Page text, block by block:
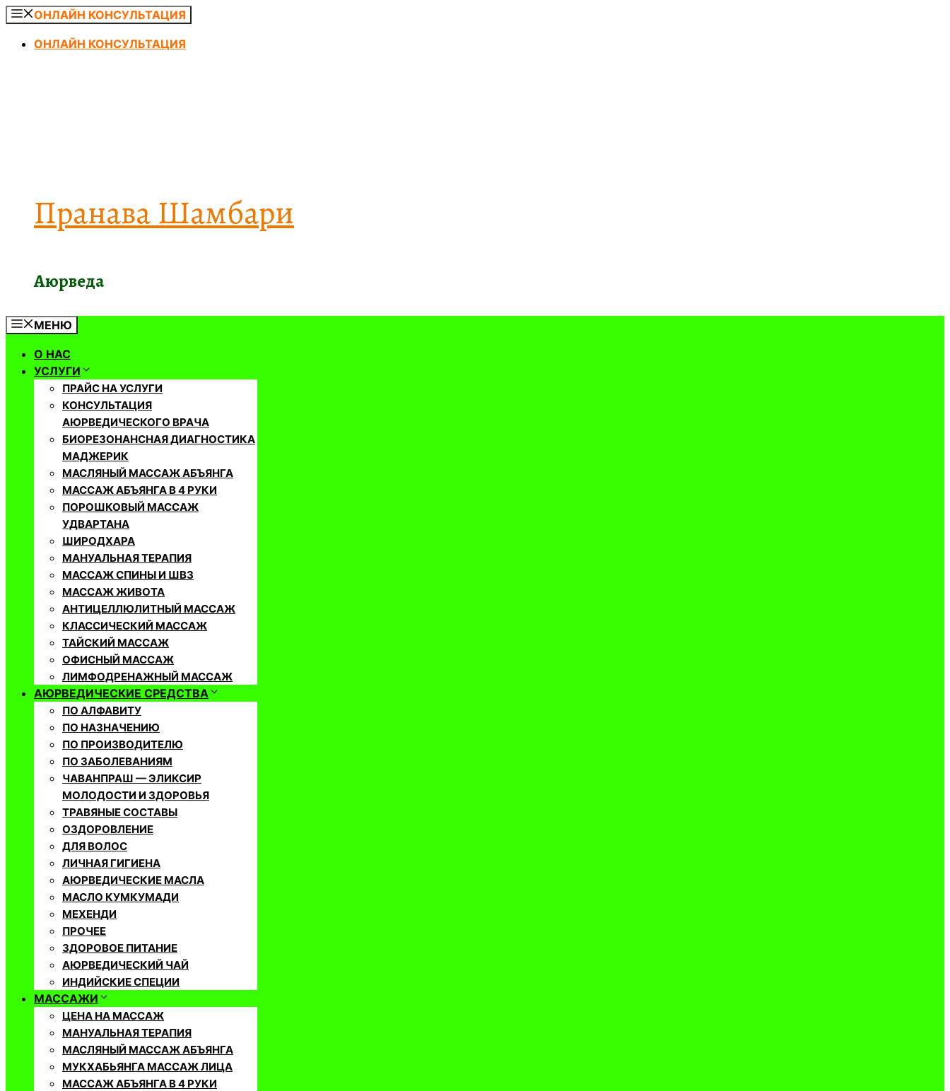
Перейти
содержимому
ОНЛАЙН КОНСУЛЬТАЦИЯ
ОНЛАЙН КОНСУЛЬТАЦИЯ
Пранава Шамбари
Аюрведа
МЕНЮ
О НАС
УСЛУГИ
ПРАЙС НА УСЛУГИ
КОНСУЛЬТАЦИЯ
АЮРВЕДИЧЕСКОГО ВРАЧА
БИОРЕЗОНАНСНАЯ ДИАГНОСТИКА
МАДЖЕРИК
МАСЛЯНЫЙ МАССАЖ АБЪЯНГА
МАССАЖ АБЪЯНГА В 4 РУКИ
ПОРОШКОВЫЙ МАССАЖ
УДВАРТАНА
ШИРОДХАРА
МАНУАЛЬНАЯ ТЕРАПИЯ
МАССАЖ СПИНЫ И ШВЗ
МАССАЖ ЖИВОТА
АНТИЦЕЛЛЮЛИТНЫЙ МАССАЖ
КЛАССИЧЕСКИЙ МАССАЖ
ТАЙСКИЙ МАССАЖ
ОФИСНЫЙ МАССАЖ
ЛИМФОДРЕНАЖНЫЙ МАССАЖ
АЮРВЕДИЧЕСКИЕ СРЕДСТВА
ПО АЛФАВИТУ
ПО НАЗНАЧЕНИЮ
ПО ПРОИЗВОДИТЕЛЮ
ПО ЗАБОЛЕВАНИЯМ
ЧАВАНПРАШ — ЭЛИКСИР
МОЛОДОСТИ И ЗДОРОВЬЯ
ТРАВЯНЫЕ СОСТАВЫ
ОЗДОРОВЛЕНИЕ
ДЛЯ ВОЛОС
ЛИЧНАЯ ГИГИЕНА
АЮРВЕДИЧЕСКИЕ МАСЛА
МАСЛО КУМКУМАДИ
МЕХЕНДИ
ПРОЧЕЕ
ЗДОРОВОЕ ПИТАНИЕ
АЮРВЕДИЧЕСКИЙ ЧАЙ
ИНДИЙСКИЕ СПЕЦИИ
МАССАЖИ
ЦЕНА НА МАССАЖ
МАНУАЛЬНАЯ ТЕРАПИЯ
МАСЛЯНЫЙ МАССАЖ АБЪЯНГА
МУКХАБЬЯНГА МАССАЖ ЛИЦА
МАССАЖ АБЪЯНГА В 4 РУКИ